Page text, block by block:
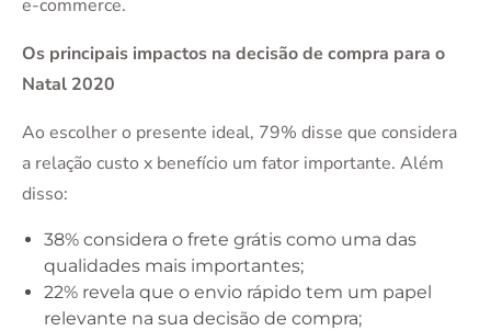
e-commerce.
Os principais impactos na decisão de compra para o
Natal 2020
Ao escolher o presente ideal, 79% disse que considera
a relação custo x benefício um fator importante. Além
disso:
38% considera o frete grátis como uma das
qualidades mais importantes;
22% revela que o envio rápido tem um papel
relevante na sua decisão de compra;